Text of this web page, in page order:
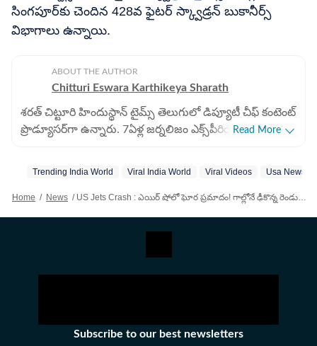
సింగపూర్‌కు చెందిన 428వ ఫైటర్ స్క్వాడ్రన్ బుకానీర్స్
విభాగాలు ఉన్నాయి.
ABOUT THE AUTHOR
Chitturi Eswara Karthikeya Sharath
శరత్​ చిట్టూరి హిందుస్థాన్ టైమ్స్ తెలుగులో డిప్యూటీ చీఫ్​ కంటెంట్
ప్రొడ్యూసర్‌గా ఉన్నారు. 7ఏళ్ల జర్నలిజం ఎక్స్​పీరియెన్స్​తో ఇక్కడ
అదుకున్నారు. గతంలో ఈటీవీ భారత్​లో కంటెంట్ రైటర్‌గా పని
రాసేవారు. ఏ అంశమైనా సరళంగా, చదివేందుకు సులభంగా ఉండే
Read More
Trending India World Viral India World Viral Videos Usa News
Home / News / US Jets Crash : ఎయిర్ షోలో ఘోర ప్రమాదం! గాల్లోనే ఢీకొన్న రెండు యుద్ధ విమానాలు, షాకింగ్​ వీడియో..
Subscribe to our best newsletters